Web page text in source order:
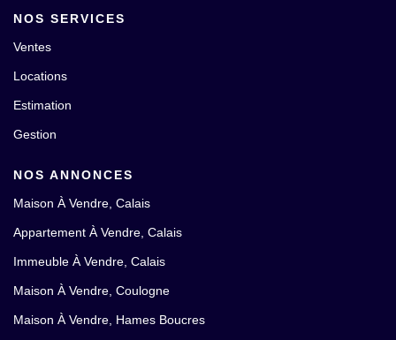
NOS SERVICES
Ventes
Locations
Estimation
Gestion
NOS ANNONCES
Maison À Vendre, Calais
Appartement À Vendre, Calais
Immeuble À Vendre, Calais
Maison À Vendre, Coulogne
Maison À Vendre, Hames Boucres